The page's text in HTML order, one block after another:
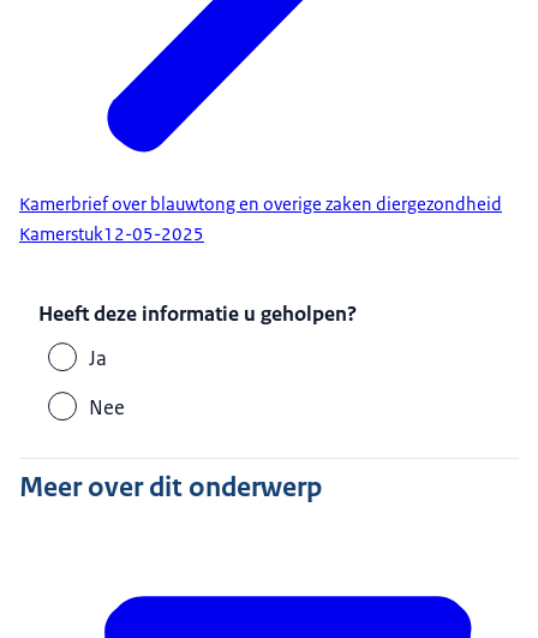
Kamerbrief over blauwtong en overige zaken diergezondheid
Kamerstuk12-05-2025
Heeft deze informatie u geholpen?
Ja
Nee
Meer over dit onderwerp